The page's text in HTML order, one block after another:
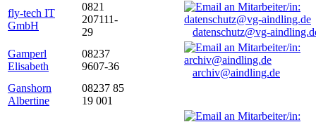
fly-tech IT
GmbH
0821
207111-
29
datenschutz@vg-
Gamperl
Elisabeth
08237
9607-36
archiv@aindling.de
Ganshorn
Albertine
08237 85
19 001